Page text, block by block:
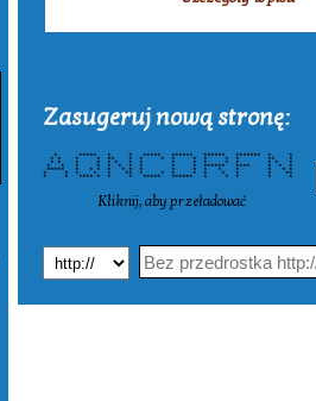
Zasugeruj nową stronę:
* ***** * * ***** ****** ****** ******* * *
* * * * ** * * * * * * * * ** *
* * * * * * * * * * * * * * * *
* * * * * * * * * * ****** **** * * *
***** * * * * * * * * * * * * * * *
* * * * * ** * * * * * * * * **
* * **** * * * ***** ****** * * * * *
Kliknij, aby przeładować